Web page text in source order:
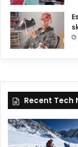
Recent Tech